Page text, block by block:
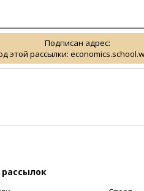
Подписан адрес:
этой рассылки:
рассылок